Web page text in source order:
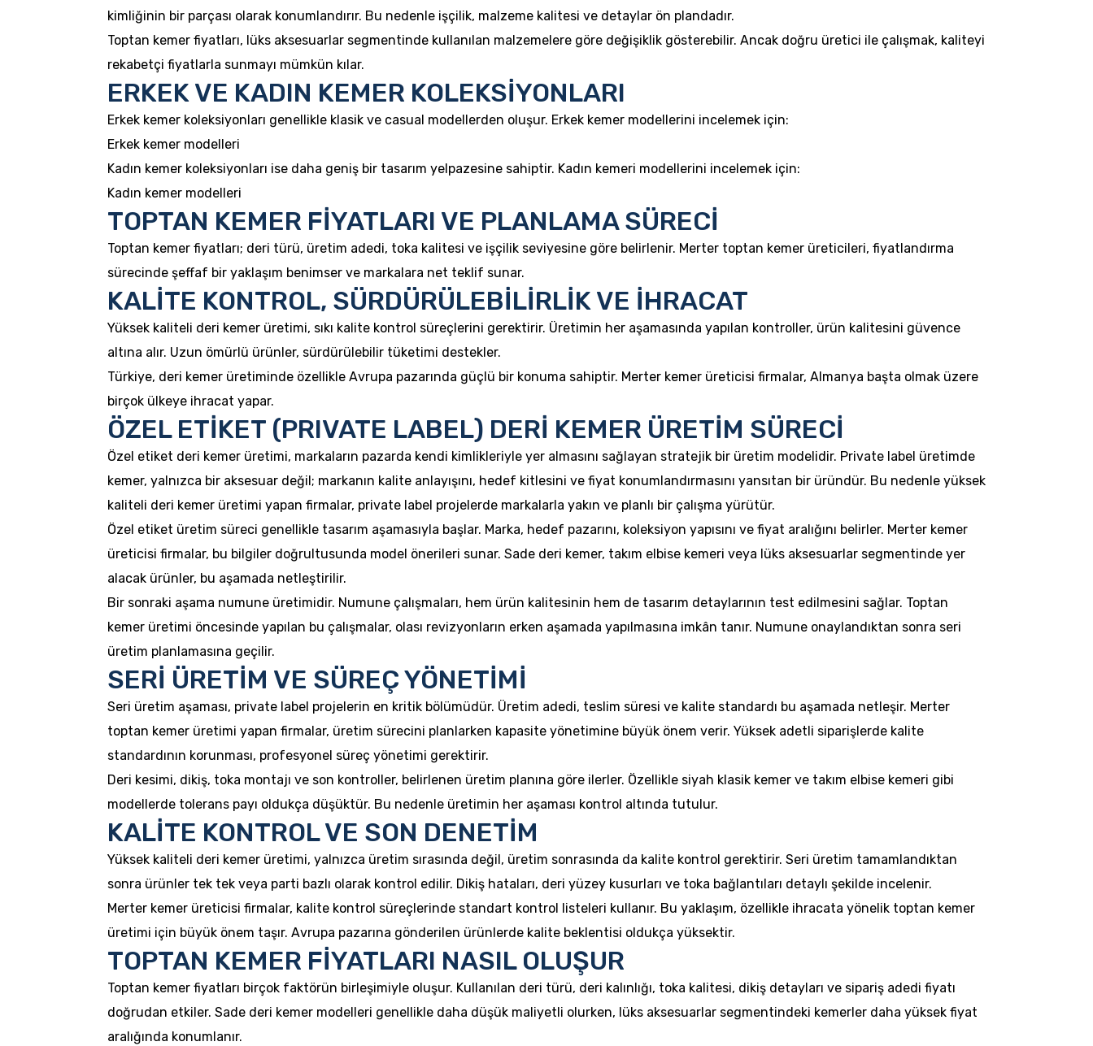
kimliğinin bir parçası olarak konumlandırır. Bu nedenle işçilik, malzeme kalitesi ve detaylar ön plandadır.
Toptan kemer fiyatları, lüks aksesuarlar segmentinde kullanılan malzemelere göre değişiklik gösterebilir. Ancak doğru üretici ile çalışmak, kaliteyi
rekabetçi fiyatlarla sunmayı mümkün kılar.
ERKEK VE KADIN KEMER KOLEKSİYONLARI
Erkek kemer koleksiyonları genellikle klasik ve casual modellerden oluşur. Erkek kemer modellerini incelemek için:
Erkek kemer modelleri
Kadın kemer koleksiyonları ise daha geniş bir tasarım yelpazesine sahiptir. Kadın kemeri modellerini incelemek için:
Kadın kemer modelleri
TOPTAN KEMER FİYATLARI VE PLANLAMA SÜRECİ
Toptan kemer fiyatları; deri türü, üretim adedi, toka kalitesi ve işçilik seviyesine göre belirlenir. Merter toptan kemer üreticileri, fiyatlandırma
sürecinde şeffaf bir yaklaşım benimser ve markalara net teklif sunar.
KALİTE KONTROL, SÜRDÜRÜLEBİLİRLİK VE İHRACAT
Yüksek kaliteli deri kemer üretimi, sıkı kalite kontrol süreçlerini gerektirir. Üretimin her aşamasında yapılan kontroller, ürün kalitesini güvence
altına alır. Uzun ömürlü ürünler, sürdürülebilir tüketimi destekler.
Türkiye, deri kemer üretiminde özellikle Avrupa pazarında güçlü bir konuma sahiptir. Merter kemer üreticisi firmalar, Almanya başta olmak üzere
birçok ülkeye ihracat yapar.
ÖZEL ETİKET (PRIVATE LABEL) DERİ KEMER ÜRETİM SÜRECİ
Özel etiket deri kemer üretimi, markaların pazarda kendi kimlikleriyle yer almasını sağlayan stratejik bir üretim modelidir. Private label üretimde
kemer, yalnızca bir aksesuar değil; markanın kalite anlayışını, hedef kitlesini ve fiyat konumlandırmasını yansıtan bir üründür. Bu nedenle yüksek
kaliteli deri kemer üretimi yapan firmalar, private label projelerde markalarla yakın ve planlı bir çalışma yürütür.
Özel etiket üretim süreci genellikle tasarım aşamasıyla başlar. Marka, hedef pazarını, koleksiyon yapısını ve fiyat aralığını belirler. Merter kemer
üreticisi firmalar, bu bilgiler doğrultusunda model önerileri sunar. Sade deri kemer, takım elbise kemeri veya lüks aksesuarlar segmentinde yer
alacak ürünler, bu aşamada netleştirilir.
Bir sonraki aşama numune üretimidir. Numune çalışmaları, hem ürün kalitesinin hem de tasarım detaylarının test edilmesini sağlar. Toptan
kemer üretimi öncesinde yapılan bu çalışmalar, olası revizyonların erken aşamada yapılmasına imkân tanır. Numune onaylandıktan sonra seri
üretim planlamasına geçilir.
SERİ ÜRETİM VE SÜREÇ YÖNETİMİ
Seri üretim aşaması, private label projelerin en kritik bölümüdür. Üretim adedi, teslim süresi ve kalite standardı bu aşamada netleşir. Merter
toptan kemer üretimi yapan firmalar, üretim sürecini planlarken kapasite yönetimine büyük önem verir. Yüksek adetli siparişlerde kalite
standardının korunması, profesyonel süreç yönetimi gerektirir.
Deri kesimi, dikiş, toka montajı ve son kontroller, belirlenen üretim planına göre ilerler. Özellikle siyah klasik kemer ve takım elbise kemeri gibi
modellerde tolerans payı oldukça düşüktür. Bu nedenle üretimin her aşaması kontrol altında tutulur.
KALİTE KONTROL VE SON DENETİM
Yüksek kaliteli deri kemer üretimi, yalnızca üretim sırasında değil, üretim sonrasında da kalite kontrol gerektirir. Seri üretim tamamlandıktan
sonra ürünler tek tek veya parti bazlı olarak kontrol edilir. Dikiş hataları, deri yüzey kusurları ve toka bağlantıları detaylı şekilde incelenir.
Merter kemer üreticisi firmalar, kalite kontrol süreçlerinde standart kontrol listeleri kullanır. Bu yaklaşım, özellikle ihracata yönelik toptan kemer
üretimi için büyük önem taşır. Avrupa pazarına gönderilen ürünlerde kalite beklentisi oldukça yüksektir.
TOPTAN KEMER FİYATLARI NASIL OLUŞUR
Toptan kemer fiyatları birçok faktörün birleşimiyle oluşur. Kullanılan deri türü, deri kalınlığı, toka kalitesi, dikiş detayları ve sipariş adedi fiyatı
doğrudan etkiler. Sade deri kemer modelleri genellikle daha düşük maliyetli olurken, lüks aksesuarlar segmentindeki kemerler daha yüksek fiyat
aralığında konumlanır.